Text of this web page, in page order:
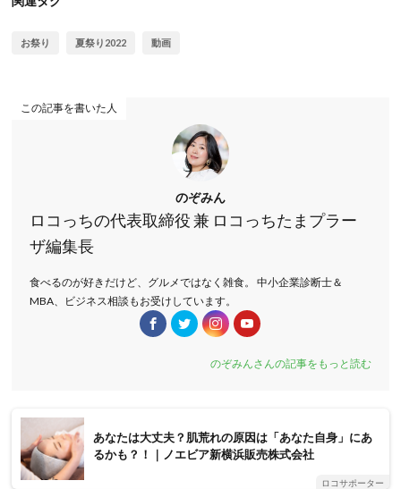
お祭り 夏祭り2022 動画
この記事を書いた人
のぞみん
ロコっちの代表取締役 兼 ロコっちたまプラー
ザ編集長
食べるのが好きだけど、グルメではなく雑食。 中小企業診断士＆
MBA、ビジネス相談もお受けしています。
のぞみんさんの記事をもっと読む
あなたは大丈夫？肌荒れの原因は「あなた自身」にあ
るかも？！｜ノエビア新横浜販売株式会社
ロコサポーター